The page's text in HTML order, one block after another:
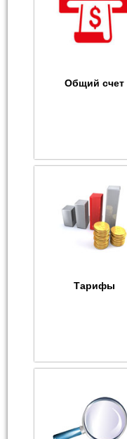
Общий счет
Тарифы